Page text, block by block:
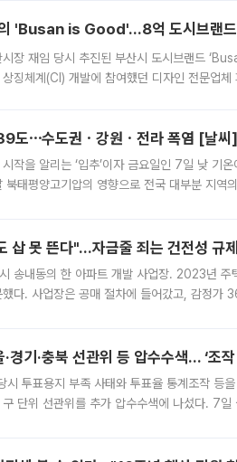
'Busan is Good'…8억 도시브랜드,
시장 재임 당시 추진된 부산시 도시브랜드
징체계(CI) 개발에 참여했던 디자인 전문업
도⋯수도권ㆍ강원ㆍ전라 폭염 [날씨]
작을 알리는 ‘입추’이자 금요일인 7일 낮 기
북태평양고기압의 영향으로 전국 대부분 지
삽 못 뜬다"…자금줄 죄는 건전성
송내동의 한 아파트 개발 사업장. 2023년 주
했다. 사업장은 공매 절차에 들어갔고, 감정
경기·충북 선관위 등 압수수색… ‘조작
시 투표용지 부족 사태와 투표율 통계조작 등
단위 선관위를 추가 압수수색에 나섰다. 7